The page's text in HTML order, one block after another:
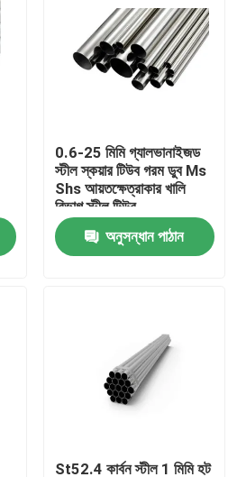
0.6-25 মিমি গ্যালভানাইজড
স্টীল স্কয়ার টিউব গরম ডুব Ms
Shs আয়তক্ষেত্রাকার খালি
বিভাগ স্টীল টিউব
অনুসন্ধান পাঠান
St52.4 কার্বন স্টীল 1 মিমি হট